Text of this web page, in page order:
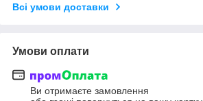
Всі умови доставки
Умови оплати
Ви отримаєте замовлення